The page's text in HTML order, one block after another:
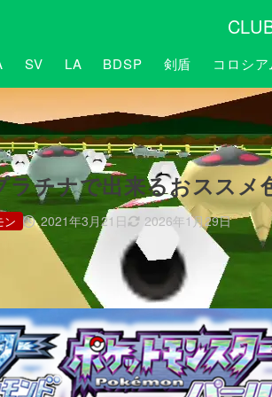
SV LA BDSP 剣盾 コロシ
ラチナで出来るおススメ
2021年3月21日 2026年1月29日
ン